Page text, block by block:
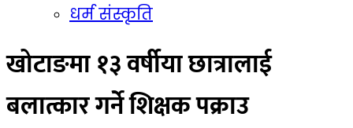
धर्म संस्कृति
खोटाङमा १३ वर्षीया छात्रालाई
बलात्कार गर्ने शिक्षक पक्राउ